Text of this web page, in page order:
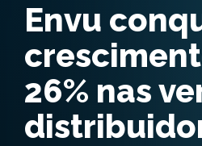
Envu
26% nas